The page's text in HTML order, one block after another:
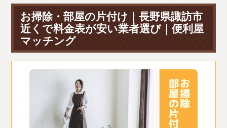
お掃除・部屋の片付け｜長野県諏訪市
近くで料金表が安い業者選び｜便利屋
マッチング